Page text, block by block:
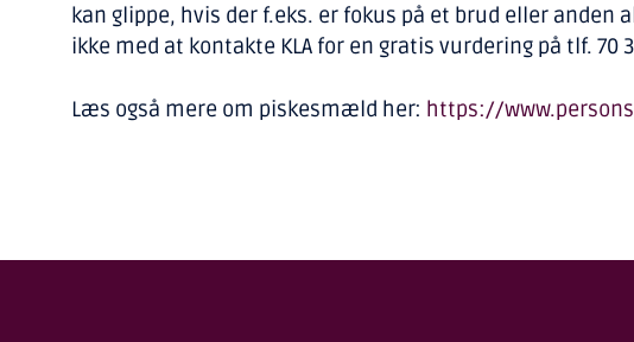
kan glippe, hvis der f.eks. er fokus på et brud eller
ikke med at kontakte KLA for en gratis vurdering på tlf. 70
Læs også mere om piskesmæld her: https://